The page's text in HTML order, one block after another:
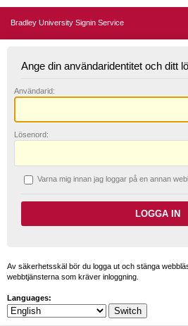
Bradley University Signin Service
Ange din användaridentitet och ditt
Användarid:
L ösenord:
Varna mig innan jag loggar på en annan
Av säkerhetsskäl bör du logga ut och stänga
webbtjänsterna som kräver inloggning.
Languages: